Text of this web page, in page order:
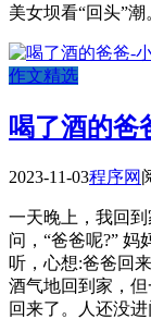
美女坝看“回头”潮
作文精选
喝了酒的爸
2023-11-03程序网
一天晚上，我回
问，“爸爸呢?” 妈
听，心想:爸爸回
酒气地回到家，
回来了。人还没进